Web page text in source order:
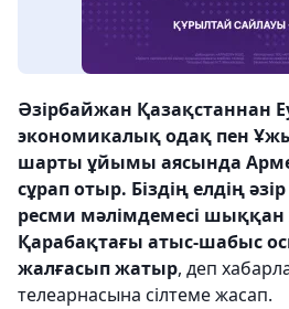
Әзірбайжан Қазақстаннан
экономикалық одақ пен
шарты ұйымы аясында
сұрап отыр. Біздің елдің
ресми мәлімдемесі
Қарабақтағы атыс-шабыс
жалғасып жатыр, деп
телеарнасына сілтеме жасап.